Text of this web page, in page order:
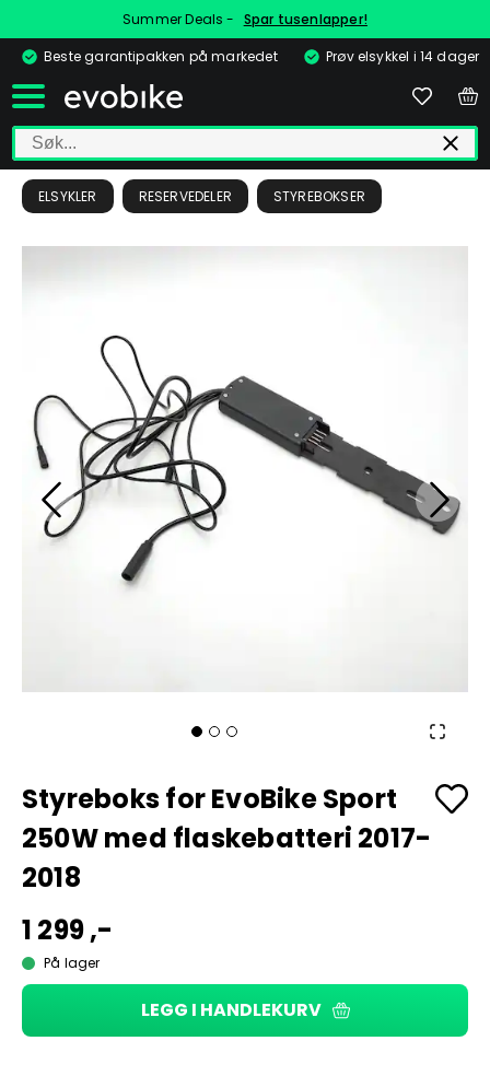
Summer Deals - Spar tusenlapper!
Beste garantipakken på markedet
Prøv elsykkel i 14 dager
ELSYKLER RESERVEDELER STYREBOKSER
Styreboks for EvoBike Sport
250W med flaskebatteri 2017-
2018
1 299 ,-
På lager
LEGG I HANDLEKURV